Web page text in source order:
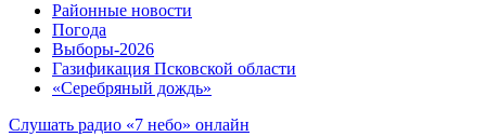
Районные новости
Погода
Выборы-2026
Газификация Псковской области
«Серебряный дождь»
Слушать радио «7 небо» онлайн